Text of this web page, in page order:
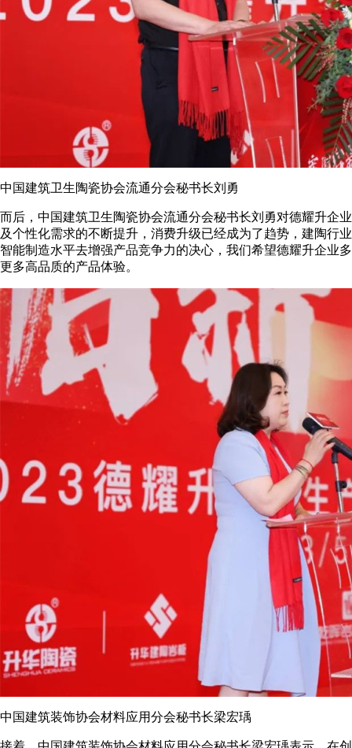
中国建筑卫生陶瓷协会流通分会秘书长刘勇
而后，中国建筑卫生陶瓷协会流通分会秘书长刘勇对德耀升企
及个性化需求的不断提升，消费升级已经成为了趋势，建陶行
智能制造水平去增强产品竞争力的决心，我们希望德耀升企业
更多高品质的产品体验。
中国建筑装饰协会材料应用分会秘书长梁宏瑀